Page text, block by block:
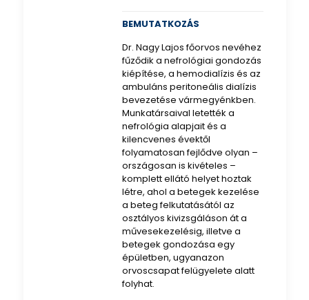
BEMUTATKOZÁS
Dr. Nagy Lajos főorvos nevéhez
fűződik a nefrológiai gondozás
kiépítése, a hemodialízis és az
ambuláns peritoneális dialízis
bevezetése vármegyénkben.
Munkatársaival letették a
nefrológia alapjait és a
kilencvenes évektől
folyamatosan fejlődve olyan –
országosan is kivételes –
komplett ellátó helyet hoztak
létre, ahol a betegek kezelése
a beteg felkutatásától az
osztályos kivizsgáláson át a
művesekezelésig, illetve a
betegek gondozása egy
épületben, ugyanazon
orvoscsapat felügyelete alatt
folyhat.